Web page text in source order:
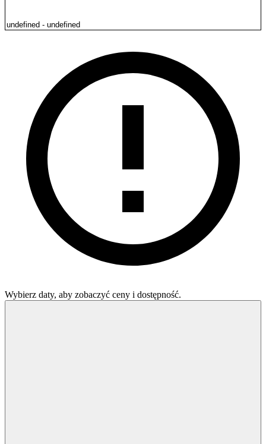
Wybierz daty, aby zobaczyć ceny i dostępność.